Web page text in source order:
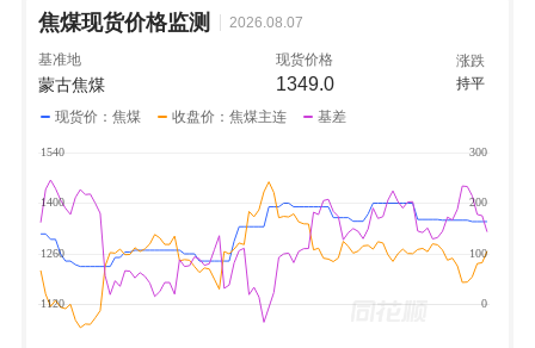
焦煤现货价格监测 2026.08.07
基准地
蒙古焦煤
现货价格
1349.0
涨跌
持平
现货价：焦煤
收盘价：焦煤主连 基差